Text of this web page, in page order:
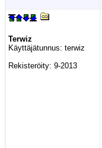
Terwiz
Käyttäjätunnus: terwiz
Rekisteröity: 9-2013